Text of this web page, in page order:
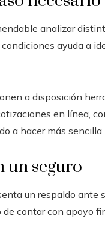
analizar
ayuda a
a disposición
en línea,
a hacer más
un seguro
un respaldo ante
contar con apoyo